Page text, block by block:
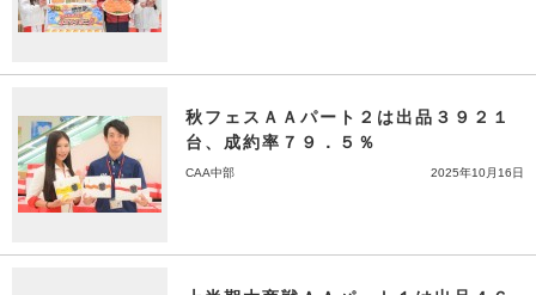
秋フェスＡＡパート２は出品３９２１
台、成約率７９．５％
CAA中部 2025年10月16日